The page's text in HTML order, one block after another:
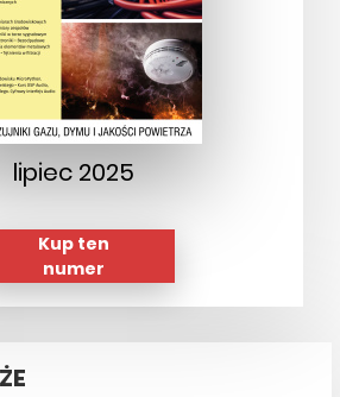
lipiec 2025
Kup ten
numer